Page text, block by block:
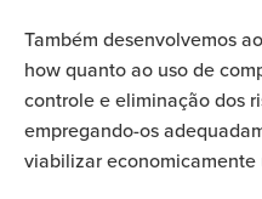
Também desenvolvemos
how quanto ao uso de
controle e eliminação dos
empregando-os
viabilizar economicamente